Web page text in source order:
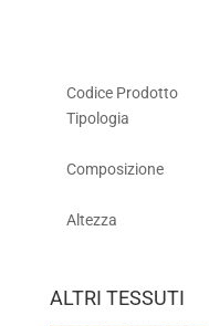
Codice Prodotto
Tipologia
Composizione
Altezza
ALTRI TESSUTI